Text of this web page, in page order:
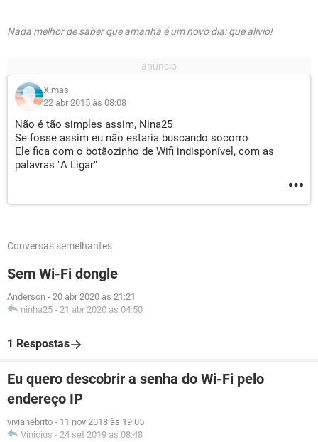
Nada melhor de saber que amanhã é um novo dia: que alivio!
Ximas
22 abr 2015 às 08:08
Não é tão simples assim, Nina25
Se fosse assim eu não estaria buscando socorro
Ele fica com o botãozinho de Wifi indisponível, com as
palavras "A Ligar"
Conversas semelhantes
Sem Wi-Fi dongle
Anderson - 20 abr 2020 às 21:21
ninha25 - 21 abr 2020 às 04:50
1 Respostas
Eu quero descobrir a senha do Wi-Fi pelo
endereço IP
vivianebrito - 11 nov 2018 às 19:05
Vinicius - 24 set 2019 às 08:48